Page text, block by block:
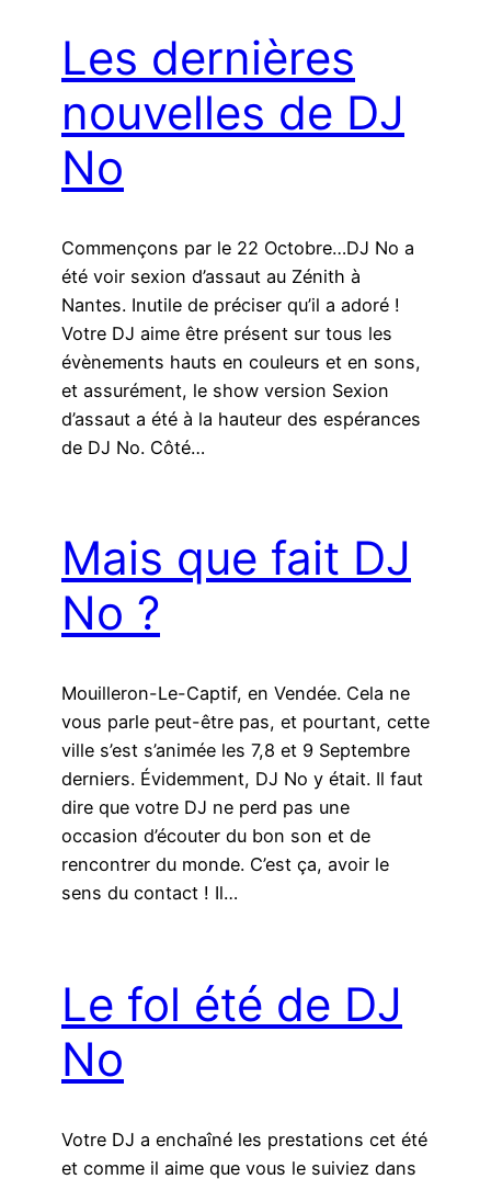
Les dernières
nouvelles de DJ
No
Commençons par le 22 Octobre…DJ No a
été voir sexion d’assaut au Zénith à
Nantes. Inutile de préciser qu’il a adoré !
Votre DJ aime être présent sur tous les
évènements hauts en couleurs et en sons,
et assurément, le show version Sexion
d’assaut a été à la hauteur des espérances
de DJ No. Côté…
Mais que fait DJ
No ?
Mouilleron-Le-Captif, en Vendée. Cela ne
vous parle peut-être pas, et pourtant, cette
ville s’est s’animée les 7,8 et 9 Septembre
derniers. Évidemment, DJ No y était. Il faut
dire que votre DJ ne perd pas une
occasion d’écouter du bon son et de
rencontrer du monde. C’est ça, avoir le
sens du contact ! Il…
Le fol été de DJ
No
Votre DJ a enchaîné les prestations cet été
et comme il aime que vous le suiviez dans